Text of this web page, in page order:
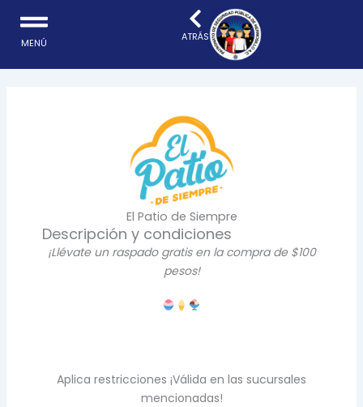
contenido
ATRÁS
MENÚ
El Patio de Siempre
Descripción y condiciones
¡Llévate un raspado gratis en la compra de $100
pesos!
Aplica restricciones ¡Válida en las sucursales
mencionadas!